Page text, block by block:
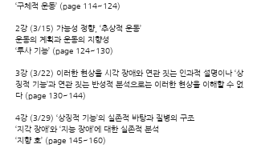
‘구체적 운동’ (page 114~124)
2강 (3/15) 가능성 정향, ‘추상적 운동’
운동의 계획과 운동의 지향성
‘투사 기능’ (page 124~130)
3강 (3/22) 이러한 현상을 시각 장애와 연관 짓는 인과적 설명이나 ‘상
징적 기능’과 연관 짓는 반성적 분석으로는 이러한 현상을 이해할 수 없
다 (page 130~144)
4강 (3/29) ‘상징적 기능’의 실존적 바탕과 질병의 구조
‘지각 장애’와 ‘지능 장애’에 대한 실존적 분석
‘지향 호’ (page 145~160)